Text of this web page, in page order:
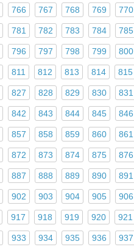
766 767 768 769 770
781 782 783 784 785
796 797 798 799 800
811 812 813 814 815
827 828 829 830 831
842 843 844 845 846
857 858 859 860 861
872 873 874 875 876
887 888 889 890 891
902 903 904 905 906
917 918 919 920 921
933 934 935 936 937